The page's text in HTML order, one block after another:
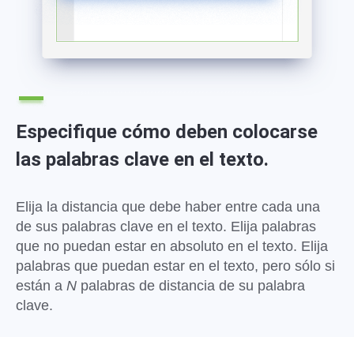
Especifique cómo deben colocarse
las palabras clave en el texto.
Elija la distancia que debe haber entre cada una
de sus palabras clave en el texto. Elija palabras
que no puedan estar en absoluto en el texto. Elija
palabras que puedan estar en el texto, pero sólo si
están a N palabras de distancia de su palabra
clave.